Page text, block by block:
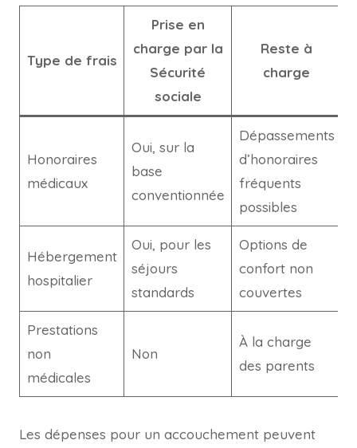
Type de frais
Prise en
charge par la
Sécurité
sociale
Reste à
charge
Honoraires
médicaux
Oui, sur la
base
conventionnée
Dépassements
d’honoraires
fréquents
possibles
Hébergement
hospitalier
Oui, pour les
séjours
standards
Options de
confort non
couvertes
Prestations
non
médicales
Non
À la charge
des parents
Les dépenses pour un accouchement peuvent